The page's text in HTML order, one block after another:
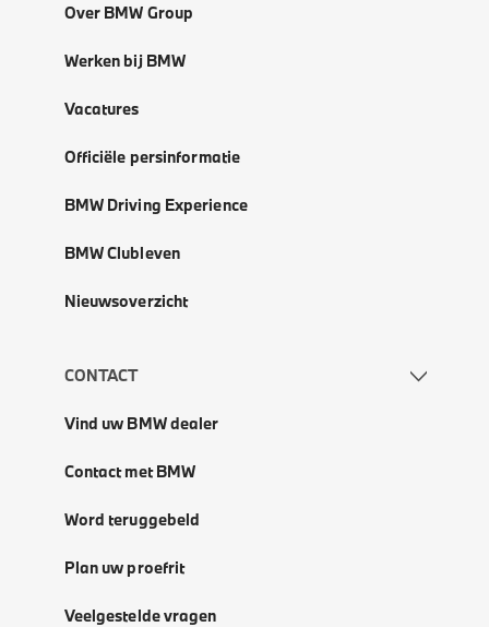
Over BMW Group
Werken bij BMW
Vacatures
Officiële persinformatie
BMW Driving Experience
BMW Clubleven
Nieuwsoverzicht
CONTACT
Vind uw BMW dealer
Contact met BMW
Word teruggebeld
Plan uw proefrit
Veelgestelde vragen